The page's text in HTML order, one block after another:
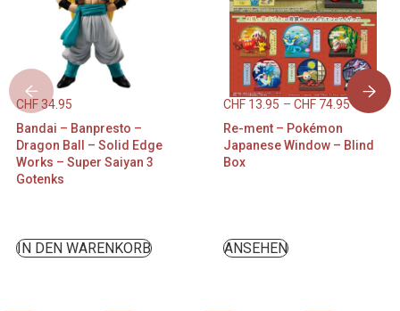
CHF 34.95
Bandai – Banpresto –
Dragon Ball – Solid Edge
Works – Super Saiyan 3
Gotenks
IN DEN WARENKORB
CHF13.95 – CHF74.95
Re-ment – Pokémon
Japanese Window – Blind
Box
ANSEHEN